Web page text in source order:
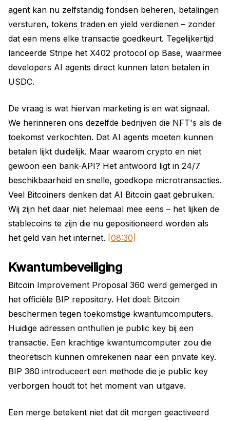
agent kan nu zelfstandig fondsen beheren, betalingen
versturen, tokens traden en yield verdienen – zonder
dat een mens elke transactie goedkeurt. Tegelijkertijd
lanceerde Stripe het X402 protocol op Base, waarmee
developers AI agents direct kunnen laten betalen in
USDC.
De vraag is wat hiervan marketing is en wat signaal.
We herinneren ons dezelfde bedrijven die NFT's als de
toekomst verkochten. Dat AI agents moeten kunnen
betalen lijkt duidelijk. Maar waarom crypto en niet
gewoon een bank-API? Het antwoord ligt in 24/7
beschikbaarheid en snelle, goedkope microtransacties.
Veel Bitcoiners denken dat AI Bitcoin gaat gebruiken.
Wij zijn het daar niet helemaal mee eens – het lijken de
stablecoins te zijn die nu gepositioneerd worden als
het geld van het internet. [08:30]
Kwantumbeveiliging
Bitcoin Improvement Proposal 360 werd gemerged in
het officiële BIP repository. Het doel: Bitcoin
beschermen tegen toekomstige kwantumcomputers.
Huidige adressen onthullen je public key bij een
transactie. Een krachtige kwantumcomputer zou die
theoretisch kunnen omrekenen naar een private key.
BIP 360 introduceert een methode die je public key
verborgen houdt tot het moment van uitgave.
Een merge betekent niet dat dit morgen geactiveerd